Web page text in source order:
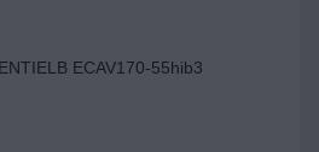
ECAV170-55hib3